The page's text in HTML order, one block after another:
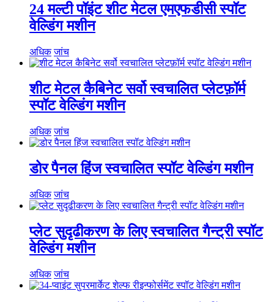
24 मल्टी पॉइंट शीट मेटल एमएफडीसी स्पॉट
वेल्डिंग मशीन
अधिक जांच
शीट मेटल कैबिनेट सर्वो स्वचालित प्लेटफ़ॉर्म
स्पॉट वेल्डिंग मशीन
अधिक जांच
डोर पैनल हिंज स्वचालित स्पॉट वेल्डिंग मशीन
अधिक जांच
प्लेट सुदृढीकरण के लिए स्वचालित गैन्ट्री स्पॉट
वेल्डिंग मशीन
अधिक जांच